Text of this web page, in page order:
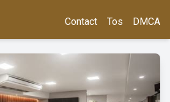
Contact Tos DMCA